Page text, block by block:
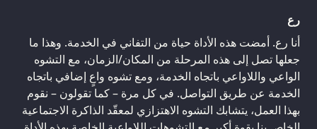
رع
أنا رع. أمضت هذه الأداة حياة من التفاني في الخدمة. وهذا ما
جعلها تصل إلى هذه المرحلة من المكان/الزمان، مع التشوه
الواعي واللاواعي باتجاه الخدمة، ومع تشوه واعٍ إضافي باتجاه
الخدمة عن طريق التواصل. في كل مرة – كما تقولون – نقوم
بهذا العمل، يتشابك التشوه الاهتزازي لمعقّد الذاكرة الاجتماعية